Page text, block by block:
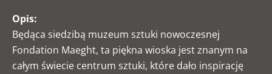
Opis:
Będąca siedzibą muzeum sztuki nowoczesnej
Fondation Maeght, ta piękna wioska jest znanym na
całym świecie centrum sztuki, które dało inspirację